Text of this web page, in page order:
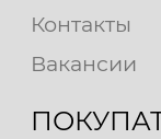
Контакты
Вакансии